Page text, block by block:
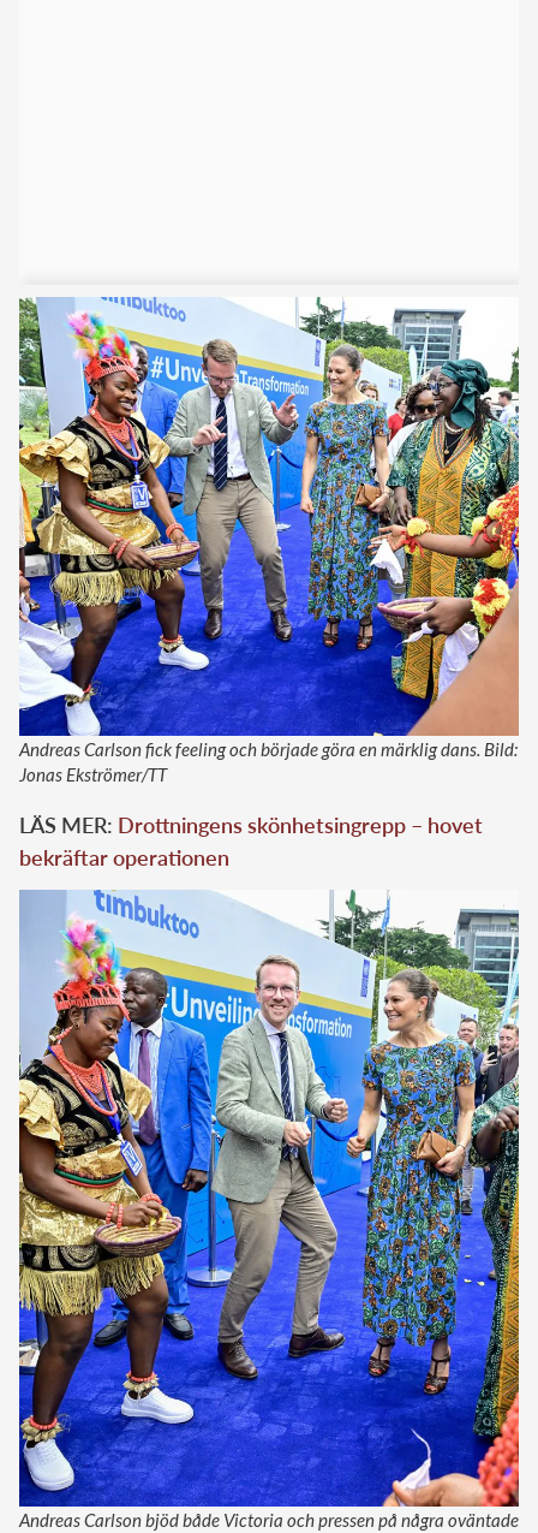
Andreas Carlson fick feeling och började göra en märklig dans. Bild:
Jonas Ekströmer/TT
LÄS MER: Drottningens skönhetsingrepp – hovet
bekräftar operationen
Andreas Carlson bjöd både Victoria och pressen på några oväntade